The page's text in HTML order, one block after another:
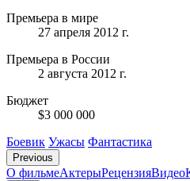
Премьера в мире
27 апреля 2012 г.
Премьера в России
2 августа 2012 г.
Бюджет
$3 000 000
Боевик Ужасы Фантастика
Previous
О фильмеАктерыРецензияВидео